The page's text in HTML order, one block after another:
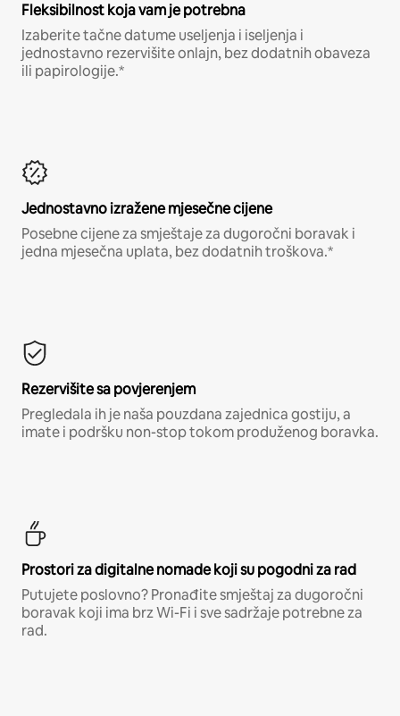
Fleksibilnost koja vam je potrebna
Izaberite tačne datume useljenja i iseljenja i
jednostavno rezervišite onlajn, bez dodatnih obaveza
ili papirologije.*
Jednostavno izražene mjesečne cijene
Posebne cijene za smještaje za dugoročni boravak i
jedna mjesečna uplata, bez dodatnih troškova.*
Rezervišite sa povjerenjem
Pregledala ih je naša pouzdana zajednica gostiju, a
imate i podršku non-stop tokom produženog boravka.
Prostori za digitalne nomade koji su pogodni za rad
Putujete poslovno? Pronađite smještaj za dugoročni
boravak koji ima brz Wi-Fi i sve sadržaje potrebne za
rad.